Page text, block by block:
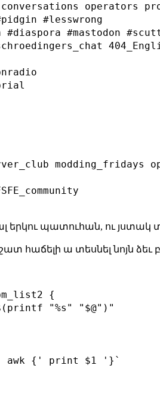
operators
#lesswrong
#mastodon
modding_fridays
երկու պատուհան, ու յստակ
շատ հաճելի ա տեսնել նոյն
{
"%s" "$@")"
awk {' print $1 '}`